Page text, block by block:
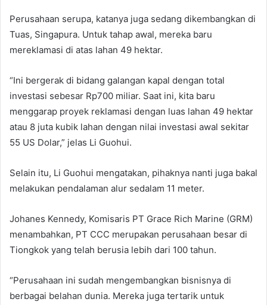
Perusahaan serupa, katanya juga sedang dikembangkan di
Tuas, Singapura. Untuk tahap awal, mereka baru
mereklamasi di atas lahan 49 hektar.
“Ini bergerak di bidang galangan kapal dengan total
investasi sebesar Rp700 miliar. Saat ini, kita baru
menggarap proyek reklamasi dengan luas lahan 49 hektar
atau 8 juta kubik lahan dengan nilai investasi awal sekitar
55 US Dolar,” jelas Li Guohui.
Selain itu, Li Guohui mengatakan, pihaknya nanti juga bakal
melakukan pendalaman alur sedalam 11 meter.
Johanes Kennedy, Komisaris PT Grace Rich Marine (GRM)
menambahkan, PT CCC merupakan perusahaan besar di
Tiongkok yang telah berusia lebih dari 100 tahun.
“Perusahaan ini sudah mengembangkan bisnisnya di
berbagai belahan dunia. Mereka juga tertarik untuk